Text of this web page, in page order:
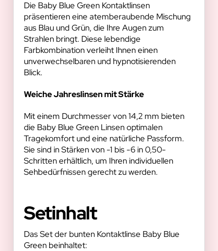
Die Baby Blue Green Kontaktlinsen
präsentieren eine atemberaubende Mischung
aus Blau und Grün, die Ihre Augen zum
Strahlen bringt. Diese lebendige
Farbkombination verleiht Ihnen einen
unverwechselbaren und hypnotisierenden
Blick.
Weiche Jahreslinsen mit Stärke
Mit einem Durchmesser von 14,2 mm bieten
die Baby Blue Green Linsen optimalen
Tragekomfort und eine natürliche Passform.
Sie sind in Stärken von -1 bis -6 in 0,50-
Schritten erhältlich, um Ihren individuellen
Sehbedürfnissen gerecht zu werden.
Setinhalt
Das Set der bunten Kontaktlinse Baby Blue
Green beinhaltet: